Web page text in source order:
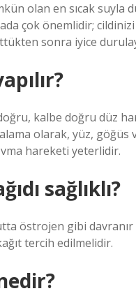
olan en sıcak
çok önemlidir;
sonra iyice
kalbe doğru düz
olarak, yüz, göğüs
hareketi yeterlidir.
sağlıklı?
östrojen gibi
tercih edilmelidir.